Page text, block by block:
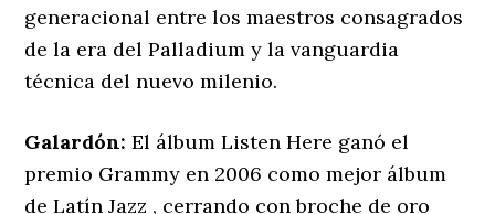
generacional entre los maestros consagrados
de la era del Palladium y la vanguardia
técnica del nuevo milenio.
Galardón: El álbum Listen Here ganó el
premio Grammy en 2006 como mejor álbum
de Latín Jazz , cerrando con broche de oro